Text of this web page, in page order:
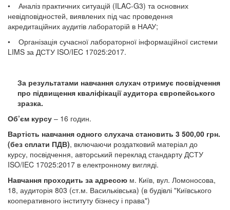
• Аналіз практичних ситуацій (ILAC-G3) та основних
невідповідностей, виявлених під час проведення
акредитаційних аудитів лабораторій в НААУ;
• Організація сучасної лабораторної інформаційної системи
LIMS за ДСТУ ISO/IEC 17025:2017.
За результатами навчання слухач отримує посвідчення
про підвищення кваліфікації аудитора європейського
зразка.
Об’єм курсу – 16 годин.
Вартість навчання одного слухача становить 3 500,00 грн.
(без сплати ПДВ), включаючи роздатковий матеріал до
курсу, посвідчення, авторський переклад стандарту ДСТУ
ISO/IEC 17025:2017 в електронному вигляді.
Навчання проходить за адресою м. Київ, вул. Ломоносова,
18, аудиторія 803 (ст.м. Васильківська) (в будівлі "Київського
кооперативного інституту бізнесу і права")